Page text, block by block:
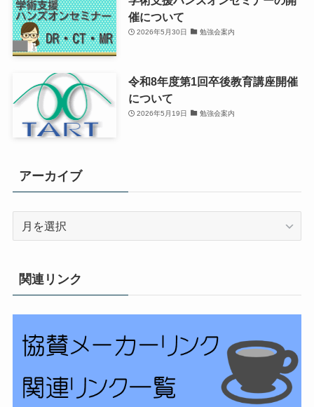
催について
2026年5月30日 勉強会案内
令和8年度第1回卒後教育講座開催
について
2026年5月19日 勉強会案内
アーカイブ
イ
ブ
関連リンク